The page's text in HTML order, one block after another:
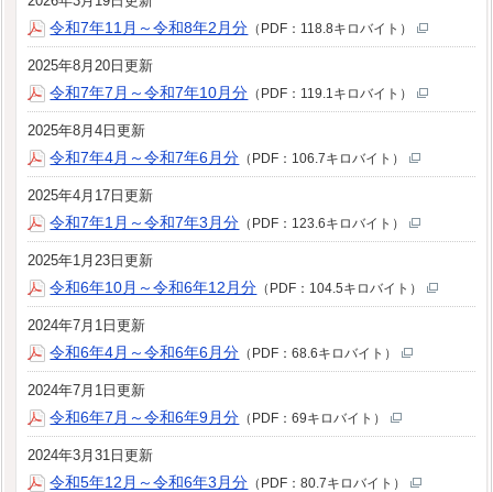
令和7年11月～令和8年2月分 （PDF：118.8キロバイト）
2025年8月20日更新
令和7年7月～令和7年10月分 （PDF：119.1キロバイト）
2025年8月4日更新
令和7年4月～令和7年6月分 （PDF：106.7キロバイト）
2025年4月17日更新
令和7年1月～令和7年3月分 （PDF：123.6キロバイト）
2025年1月23日更新
令和6年10月～令和6年12月分 （PDF：104.5キロバイト）
2024年7月1日更新
令和6年4月～令和6年6月分 （PDF：68.6キロバイト）
2024年7月1日更新
令和6年7月～令和6年9月分 （PDF：69キロバイト）
2024年3月31日更新
令和5年12月～令和6年3月分 （PDF：80.7キロバイト）